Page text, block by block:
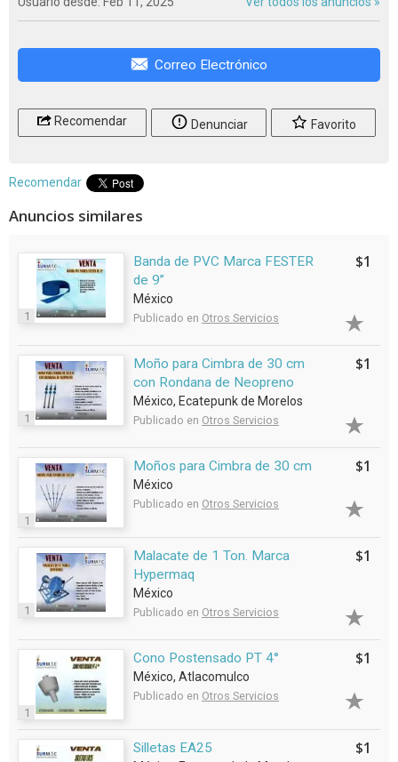
Correo Electrónico
Recomendar Denunciar Favorito
Recomendar
Anuncios similares
1
Banda de PVC Marca FESTER
de 9”
México
Publicado en Otros Servicios
$1
1
Moño para Cimbra de 30 cm
con Rondana de Neopreno
México, Ecatepunk de Morelos
Publicado en Otros Servicios
$1
1
Moños para Cimbra de 30 cm
México
Publicado en Otros Servicios
$1
1
Malacate de 1 Ton. Marca
Hypermaq
México
Publicado en Otros Servicios
$1
1
Cono Postensado PT 4°
México, Atlacomulco
Publicado en Otros Servicios
$1
Silletas EA25 $1